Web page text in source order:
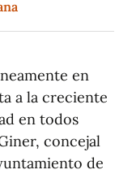
en
a la creciente
en todos
concejal
de